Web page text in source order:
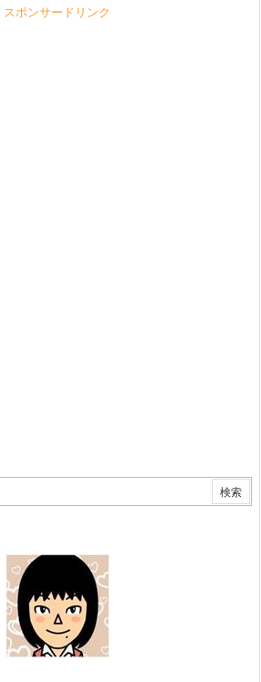
スポンサードリンク